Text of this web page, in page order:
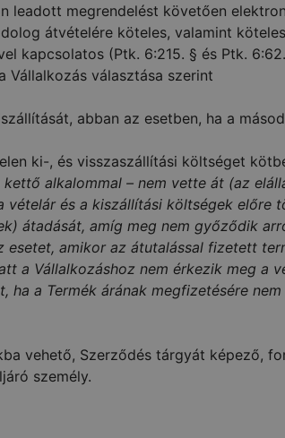
leadott megrendelést követően
átvételére köteles, valamint
kapcsolatos (Ptk. 6:215. § és Ptk.
Vállalkozás választása szerint
abban az esetben, ha a
ki-, és visszaszállítási költséget
alkalommal – nem vette át (az
és a kiszállítási költségek
átadását, amíg meg nem győződik
amikor az átutalással fizetett
a Vállalkozáshoz nem érkezik meg a
a Termék árának megfizetésére
vehető, Szerződés tárgyát képező,
személy.